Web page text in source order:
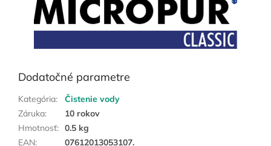
Dodatočné parametre
Kategória:
Čistenie vody
Záruka:
10 rokov
Hmotnosť: 0.5 kg
EAN: 07612013053107.